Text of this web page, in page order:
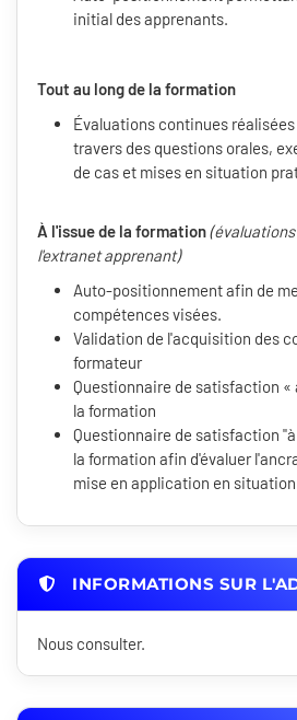
initial des apprenants.
Tout au long de la formation
Évaluations continues
travers des questions orales,
de cas et mises en situation
À l'issue de la formation
l'extranet apprenant)
Auto-positionnement afin de
compétences visées.
Validation de l'acquisition des
formateur
Questionnaire de satisfaction «
la formation
Questionnaire de satisfaction
la formation afin d'évaluer
mise en application en
INFORMATIONS SUR
Nous consulter.